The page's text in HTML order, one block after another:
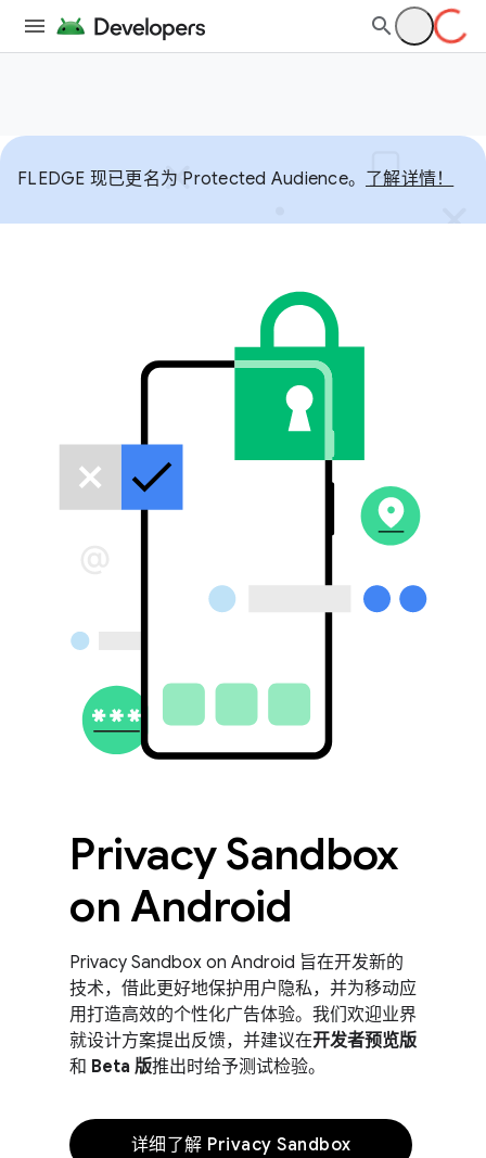
FLEDGE 现已更名为 Protected Audience。 了解详情！
Privacy Sandbox
on Android
Privacy Sandbox on Android 旨在开发新的
技术，借此更好地保护用户隐私，并为移动应
用打造高效的个性化广告体验。我们欢迎业界
就设计方案提出反馈，并建议在开发者预览版
和 Beta 版推出时给予测试检验。
详细了解 Privacy Sandbox